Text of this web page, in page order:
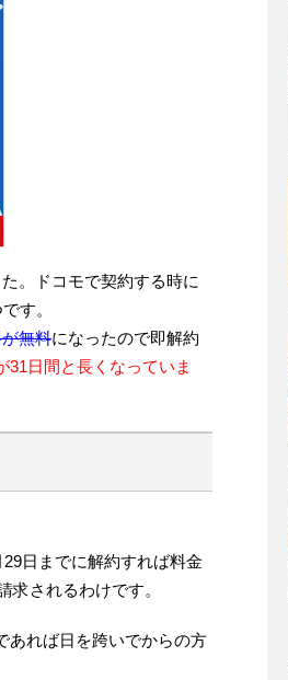
。ドコモで契約する時に
す。
無料になったので即解約
日間と長くなっていま
日までに解約すれば料金
求されるわけです。
あれば日を跨いでからの方